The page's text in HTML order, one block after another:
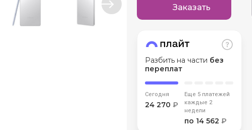
Заказать
Разбить на части без
переплат
Сегодня
24 270 ₽
Еще 5 платежей
каждые 2
недели
по 14 562 ₽
Добавляйте товарыв корзину
выбранный способом